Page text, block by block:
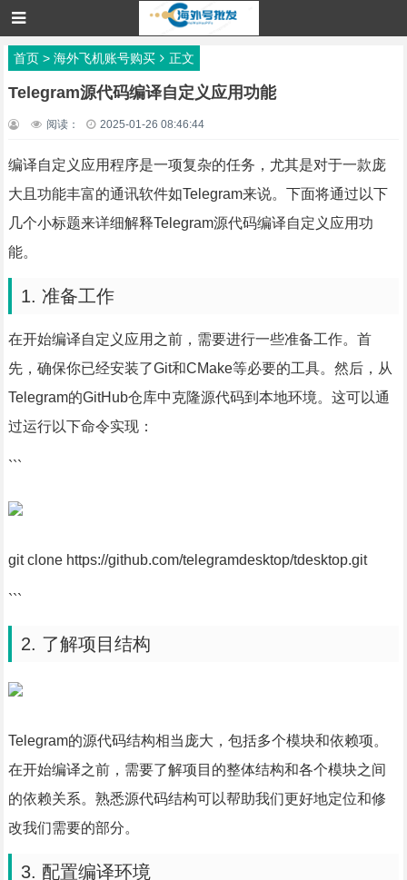
首页> 海外飞机账号购买 正文
Telegram源代码编译自定义应用功能
阅读： 2025-01-26 08:46:44
编译自定义应用程序是一项复杂的任务，尤其是对于一款庞
大且功能丰富的通讯软件如Telegram来说。下面将通过以下
几个小标题来详细解释Telegram源代码编译自定义应用功
能。
1. 准备工作
在开始编译自定义应用之前，需要进行一些准备工作。首
先，确保你已经安装了Git和CMake等必要的工具。然后，从
Telegram的GitHub仓库中克隆源代码到本地环境。这可以通
过运行以下命令实现：
```
git clone https://github.com/telegramdesktop/tdesktop.git
```
2. 了解项目结构
Telegram的源代码结构相当庞大，包括多个模块和依赖项。
在开始编译之前，需要了解项目的整体结构和各个模块之间
的依赖关系。熟悉源代码结构可以帮助我们更好地定位和修
改我们需要的部分。
3. 配置编译环境